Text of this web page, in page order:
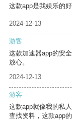
这款app是我娱乐的
2024-12-13
游客
这款加速器app的安
放心。
2024-12-13
游客
这款app就像我的私
查找资料，这款app